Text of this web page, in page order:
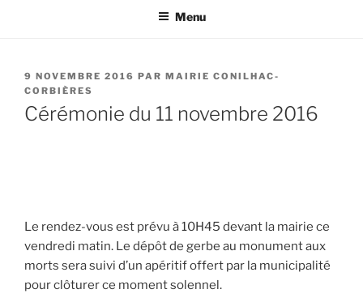
Menu
PUBLIÉ
LE
9 NOVEMBRE 2016 PAR MAIRIE CONILHAC-
CORBIÈRES
Cérémonie du 11 novembre 2016
Le rendez-vous est prévu à 10H45 devant la mairie ce
vendredi matin. Le dépôt de gerbe au monument aux
morts sera suivi d’un apéritif offert par la municipalité
pour clôturer ce moment solennel.